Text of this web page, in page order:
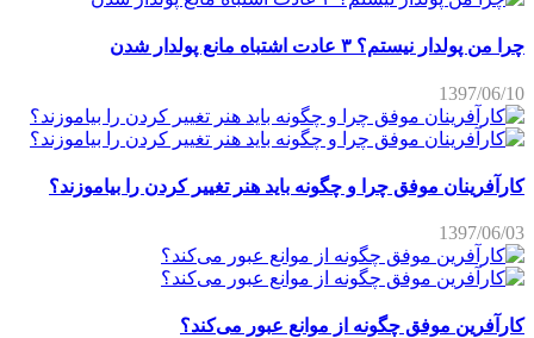
چرا من پولدار نیستم؟ ۳ عادت اشتباه مانع پولدار شدن
1397/06/10
کارآفرینان موفق چرا و چگونه باید هنر تغییر کردن را بیاموزند؟
1397/06/03
کارآفرین موفق چگونه از موانع عبور می‌کند؟